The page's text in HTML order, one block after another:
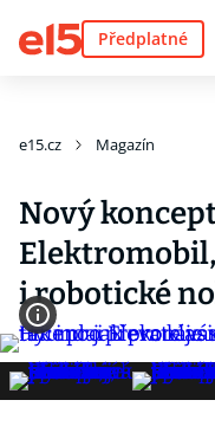
Předplatné
e15.cz Magazín
Nový
i robotické